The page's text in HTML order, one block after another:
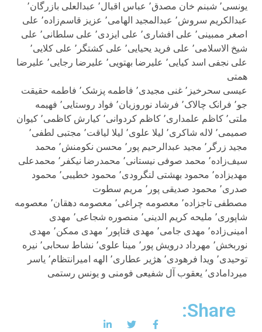
یونسی٬ شبنم خان مصدق٬ عباس اقبال٬ عبدالعلی بازرگان٬
عبدالکریم سروش٬ عبدالمجید الهامی٬ عزیز قاسم‌زاده٬ علی
اصغر ممبینی٬ علی افشاری٬ علی ایزدی٬ علی سلطانی٬ علی
شیخ الاسلامی٬ علی فرید یحیایی٬ علی کشتگر٬ علی کلایی٬
علی نجفی اسد کیایی٬ علیرضا بهتویی٬ علیرضا رجایی٬ علیرضا
همتی
عیسی سحرخیز٬ غنی مجیدی٬ فاطمه پزشک٬ فاطمه حقیقت
جو٬ فرانک چالاک٬ فرشاد نوروزیان٬ فواد روستایی٬ فهیمه
ملتی٬ کاظم علمداری٬ کاظم کردوانی٬ کیارش کاظمی٬ کیوان
صمیمی٬ لاله شاکری٬ لیلا علوی٬ لیلا لیاقت٬ مجتبی لطفی٬
مجید زرگر٬ مجید عبدالرحیم پور٬ محسن نکومنش٬ محمد
سیف‌زاده٬ محمد صوفی نیستانی٬ محمدرضا نیکفر٬ محمدعلی
مهدیزاده٬ محمود بهشتی لنگرودی٬ محمود خطیبی٬ محمود
صدری٬ محمود صدیقی پور٬ مریم سطوت
مصطفی تاجزاده٬ معصومه چراغی٬ معصومه دهقان٬ معصومه
شاپوری٬ ملیحه کریم الدینی٬ منصوره شجاعی٬ مهدی
امینی‌زاده٬ مهدی جامی٬ مهدی فتاپور٬ مهدی ممکن٬ مهدی
نوربخش٬ مهرداد درویش پور٬ مینا علوی٬ نشاط سحابی٬ نیره
توحیدی٬ ویدا فرهودی٬ هژیر عطاری٬ الهه امیرانتظام٬ یاسر
میردامادی٬ یعقوب آل شفیعی فومنی و یونس رستمی
Share: